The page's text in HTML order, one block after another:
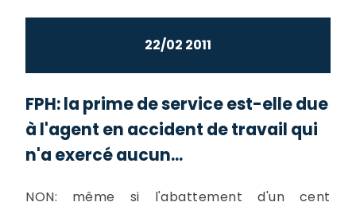
22/02 2011
FPH: la prime de service est-elle due
à l'agent en accident de travail qui
n'a exercé aucun...
NON: même si l'abattement d'un cent